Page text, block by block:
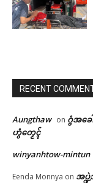
RECENT
Aungthaw on ဂွံအခေ
ဟွံတၟေၚ်
winyanhtow-mintun
Eenda Monnya on အပ္